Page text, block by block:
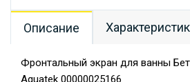
Описание
Фронтальный экран для ванны
Aquatek 00000025166